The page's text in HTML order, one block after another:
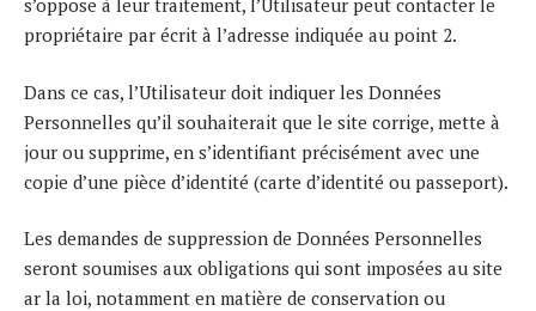
s’oppose à leur traitement, l’Utilisateur peut contacter le
propriétaire par écrit à l’adresse indiquée au point 2.
Dans ce cas, l’Utilisateur doit indiquer les Données
Personnelles qu’il souhaiterait que le site corrige, mette à
jour ou supprime, en s’identifiant précisément avec une
copie d’une pièce d’identité (carte d’identité ou passeport).
Les demandes de suppression de Données Personnelles
seront soumises aux obligations qui sont imposées au site
ar la loi, notamment en matière de conservation ou